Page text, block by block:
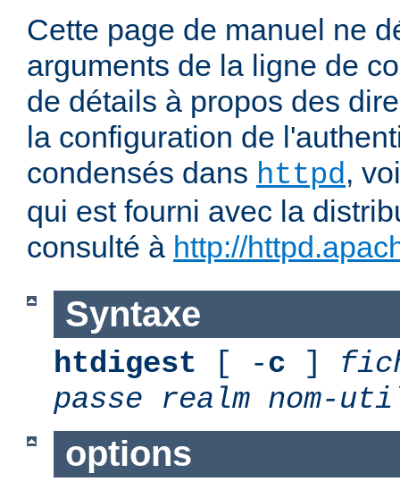
Cette page de manuel ne
arguments de la ligne de
de détails à propos des
la configuration de
condensés dans httpd,
qui est fourni avec la
consulté à http://
Syntaxe
htdigest [ -c ]
passe
realm nom-
options